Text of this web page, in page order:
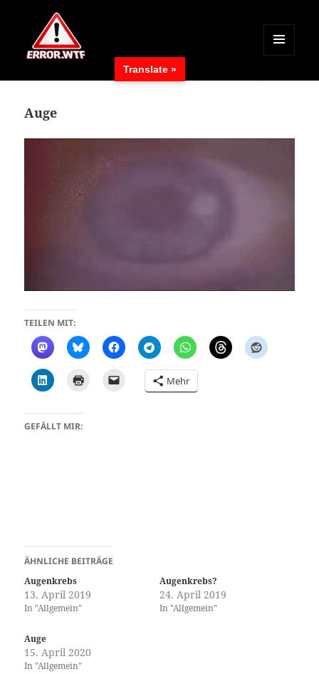
MENÜ
WIDGETS
Auge
TEILEN MIT:
Mehr
GEFÄLLT MIR:
ÄHNLICHE BEITRÄGE
Augenkrebs
13. April 2019
In "Allgemein"
Augenkrebs?
24. April 2019
In "Allgemein"
Auge
15. April 2020
In "Allgemein"
Translate »